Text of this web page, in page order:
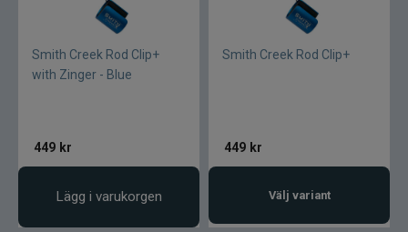
Smith Creek Rod Clip+
with Zinger - Blue
449 kr
Lägg i varukorgen
Smith Creek Rod Clip+
449 kr
Välj variant